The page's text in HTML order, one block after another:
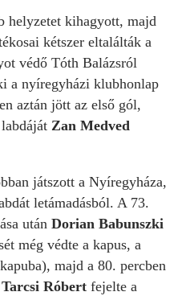
helyzetet kihagyott, majd
kétszer eltalálták a
védő Tóth Balázsról
a nyíregyházi klubhonlap
aztán jött az első gól,
Zan Medved
játszott a Nyíregyháza,
letámadásból. A 73.
után Dorian Babunszki
még védte a kapus, a
majd a 80. percben
Tarcsi Róbert fejelte a